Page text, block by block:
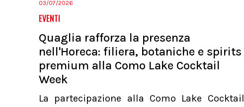
03/07/2026
EVENTI
Quaglia rafforza la presenza
nell'Horeca: filiera, botaniche e spirits
premium alla Como Lake Cocktail
Week
La partecipazione alla Como Lake Cocktail